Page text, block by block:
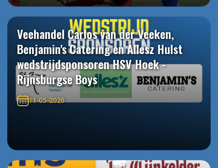
Veehandel Carlos van der Veeken,
Benjamin's Catering en Allesz Hulst
wedstrijdsponsoren HSV Hoek -
Rijnsburgse Boys
11-05-2026